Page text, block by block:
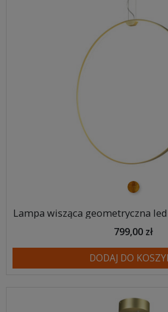
złoty
Lampa wisząca geometryczna led
799,00 zł
DODAJ DO